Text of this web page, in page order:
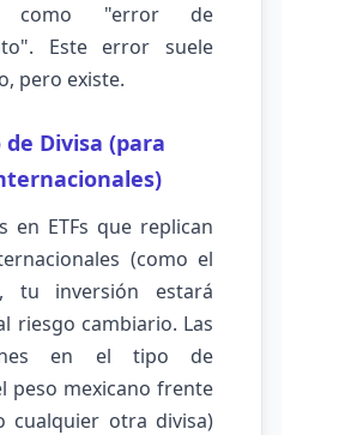
como "error de
Este error suele
pero existe.
de Divisa (para
en ETFs que replican
(como el
tu inversión estará
riesgo cambiario. Las
en el tipo de
peso mexicano frente
cualquier otra divisa)